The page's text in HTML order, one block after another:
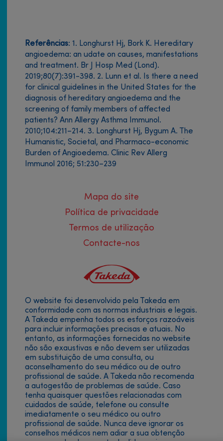
Referências: 1. Longhurst Hj, Bork K. Hereditary
angioedema: an udate on causes, manifestations
and treatment. Br J Hosp Med (Lond).
2019;80(7):391-398. 2. Lunn et al. Is there a need
for clinical guidelines in the United States for the
diagnosis of hereditary angioedema and the
screening of family members of affected
patients? Ann Allergy Asthma Immunol.
2010;104:211–214. 3. Longhurst Hj, Bygum A. The
Humanistic, Societal, and Pharmaco-economic
Burden of Angioedema. Clinic Rev Allerg
Immunol 2016; 51:230–239
Footer
menu
Mapa do site
Política de privacidade
Termos de utilização
Contacte-nos
O website foi desenvolvido pela Takeda em
conformidade com as normas industriais e legais.
A Takeda empenha todos os esforços razoáveis
para incluir informações precisas e atuais. No
entanto, as informações fornecidas no website
não são exaustivas e não devem ser utilizadas
em substituição de uma consulta, ou
aconselhamento do seu médico ou de outro
profissional de saúde. A Takeda não recomenda
a autogestão de problemas de saúde. Caso
tenha quaisquer questões relacionadas com
cuidados de saúde, telefone ou consulte
imediatamente o seu médico ou outro
profissional de saúde. Nunca deve ignorar os
conselhos médicos nem adiar a sua obtenção